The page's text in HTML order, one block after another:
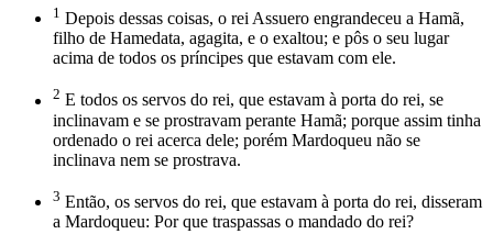
1 Depois dessas coisas, o rei Assuero engrandeceu a Hamã,
filho de Hamedata, agagita, e o exaltou; e pôs o seu lugar
acima de todos os príncipes que estavam com ele.
2 E todos os servos do rei, que estavam à porta do rei, se
inclinavam e se prostravam perante Hamã; porque assim tinha
ordenado o rei acerca dele; porém Mardoqueu não se
inclinava nem se prostrava.
3 Então, os servos do rei, que estavam à porta do rei, disseram
a Mardoqueu: Por que traspassas o mandado do rei?